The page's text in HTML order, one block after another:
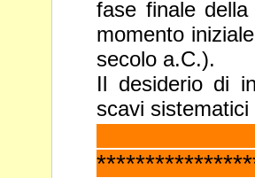
fase finale
momento
secolo a.C.).
Il desiderio di
scavi